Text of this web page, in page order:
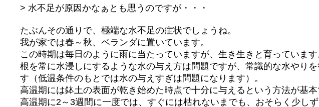
> 水不足が原因かなぁとも思うのですが・・・
たぶんその通りで、極端な水不足の症状でしょうね。
我が家では春～秋、ベランダに置いています。
この時期は毎日のように雨に当たっていますが、生き生きと育っています
根を常に水浸しにするような水の与え方は問題ですが、常識的な水やり
す（低温条件のもとでは水の与えすぎは問題になります）。
高温期には鉢土の表面が乾き始めた時点で十分に与えるという方法が基
高温期に2～3週間に一度では、すぐには枯れないまでも、おそらく少し